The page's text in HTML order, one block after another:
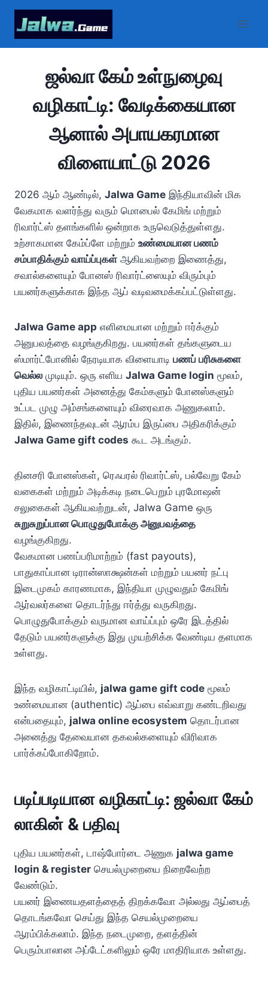
Skip
content
ஜல்வா கேம் உள்நுழைவு
வழிகாட்டி: வேடிக்கையான
ஆனால் அபாயகரமான
விளையாட்டு 2026
2026 ஆம் ஆண்டில், Jalwa Game இந்தியாவின் மிக
வேகமாக வளர்ந்து வரும் மொபைல் கேமிங் மற்றும்
ரிவார்ட்ஸ் தளங்களில் ஒன்றாக உருவெடுத்துள்ளது.
உற்சாகமான கேம்ப்ளே மற்றும் உண்மையான பணம்
சம்பாதிக்கும் வாய்ப்புகள் ஆகியவற்றை இணைத்து,
சவால்களையும் போனஸ் ரிவார்ட்ஸையும் விரும்பும்
பயனர்களுக்காக இந்த ஆப் வடிவமைக்கப்பட்டுள்ளது.
Jalwa Game app எளிமையான மற்றும் ஈர்க்கும்
அனுபவத்தை வழங்குகிறது. பயனர்கள் தங்களுடைய
ஸ்மார்ட்போனில் நேரடியாக விளையாடி பணப் பரிசுகளை
வெல்ல முடியும். ஒரு எளிய Jalwa Game login மூலம்,
புதிய பயனர்கள் அனைத்து கேம்களும் போனஸ்களும்
உட்பட முழு அம்சங்களையும் விரைவாக அணுகலாம்.
இதில், இணைந்தவுடன் ஆரம்ப இருப்பை அதிகரிக்கும்
Jalwa Game gift codes கூட அடங்கும்.
தினசரி போனஸ்கள், ரெஃபரல் ரிவார்ட்ஸ், பல்வேறு கேம்
வகைகள் மற்றும் அடிக்கடி நடைபெறும் புரமோஷன்
சலுகைகள் ஆகியவற்றுடன், Jalwa Game ஒரு
சுறுசுறுப்பான பொழுதுபோக்கு அனுபவத்தை
வழங்குகிறது.
வேகமான பணப்பரிமாற்றம் (fast payouts),
பாதுகாப்பான டிரான்ஸாக்ஷன்கள் மற்றும் பயனர் நட்பு
இடைமுகம் காரணமாக, இந்தியா முழுவதும் கேமிங்
ஆர்வலர்களை தொடர்ந்து ஈர்த்து வருகிறது.
பொழுதுபோக்கும் வருமான வாய்ப்பும் ஒரே இடத்தில்
தேடும் பயனர்களுக்கு இது முயற்சிக்க வேண்டிய தளமாக
உள்ளது.
இந்த வழிகாட்டியில், jalwa game gift code மூலம்
உண்மையான (authentic) ஆப்பை எவ்வாறு கண்டறிவது
என்பதையும், jalwa online ecosystem தொடர்பான
அனைத்து தேவையான தகவல்களையும் விரிவாக
பார்க்கப்போகிறோம்.
படிப்படியான வழிகாட்டி: ஜல்வா கேம்
லாகின் & பதிவு
புதிய பயனர்கள், டாஷ்போர்டை அணுக jalwa game
login & register செயல்முறையை நிறைவேற்ற
வேண்டும்.
பயனர் இணையதளத்தைத் திறக்கவோ அல்லது ஆப்பைத்
தொடங்கவோ செய்து இந்த செயல்முறையை
ஆரம்பிக்கலாம். இந்த நடைமுறை, தளத்தின்
பெரும்பாலான அப்டேட்களிலும் ஒரே மாதிரியாக உள்ளது.